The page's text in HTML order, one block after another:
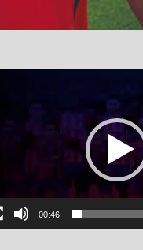
00:46